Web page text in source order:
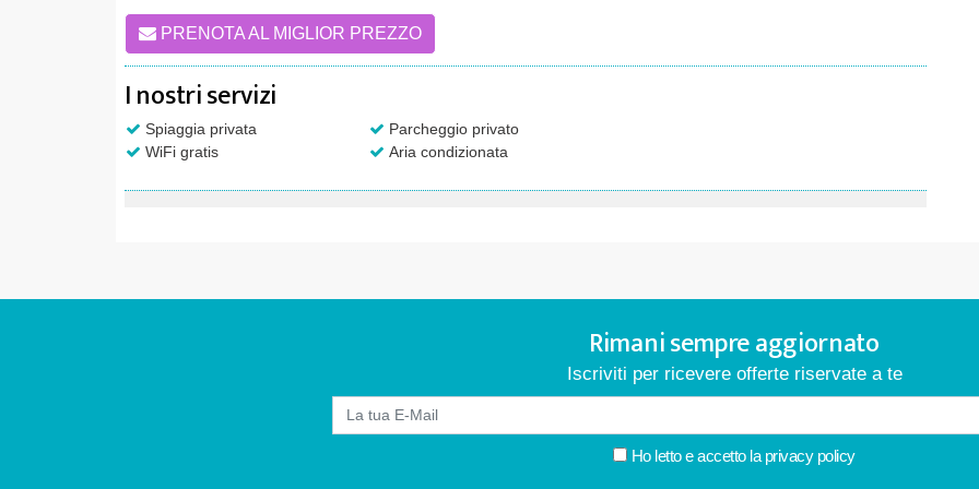
PRENOTA AL MIGLIOR PREZZO
I nostri servizi
Spiaggia privata
Parcheggio privato
WiFi gratis
Aria condizionata
Rimani sempre aggiornato
Iscriviti per ricevere offerte riservate a te
Ho letto e accetto la privacy policy